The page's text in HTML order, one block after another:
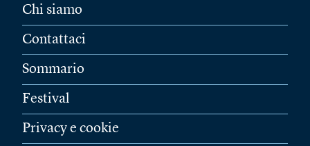
Chi siamo
Contattaci
Sommario
Festival
Privacy e cookie